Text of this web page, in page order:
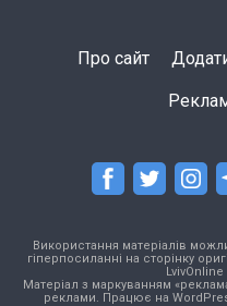
Про сайт
Використання матеріалів
гіперпосиланні на сторінку
Матеріал з маркуванням
реклами. Працює на